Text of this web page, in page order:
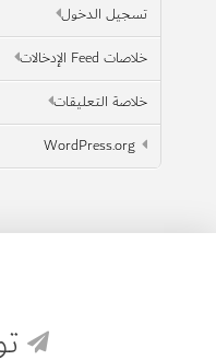
تسجيل الدخول
خلاصات Feed الإدخالات
خلاصة التعليقات
WordPress.org